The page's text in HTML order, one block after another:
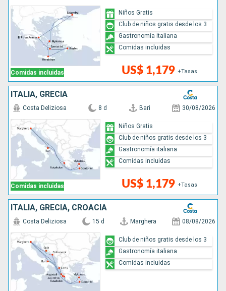
Comidas incluidas US$ 1,179 +Tasas
Niños Gratis
Club de niños gratis desde los 3
Gastronomía italiana
Comidas incluidas
ITALIA, GRECIA
Comidas incluidas
Costa Deliziosa 8 d Bari 30/08/2026
US$ 1,179 +Tasas
Niños Gratis
Club de niños gratis desde los 3
Gastronomía italiana
Comidas incluidas
ITALIA, GRECIA, CROACIA
Costa Deliziosa 15 d Marghera 08/08/2026
Club de niños gratis desde los 3
Gastronomía italiana
Comidas incluidas